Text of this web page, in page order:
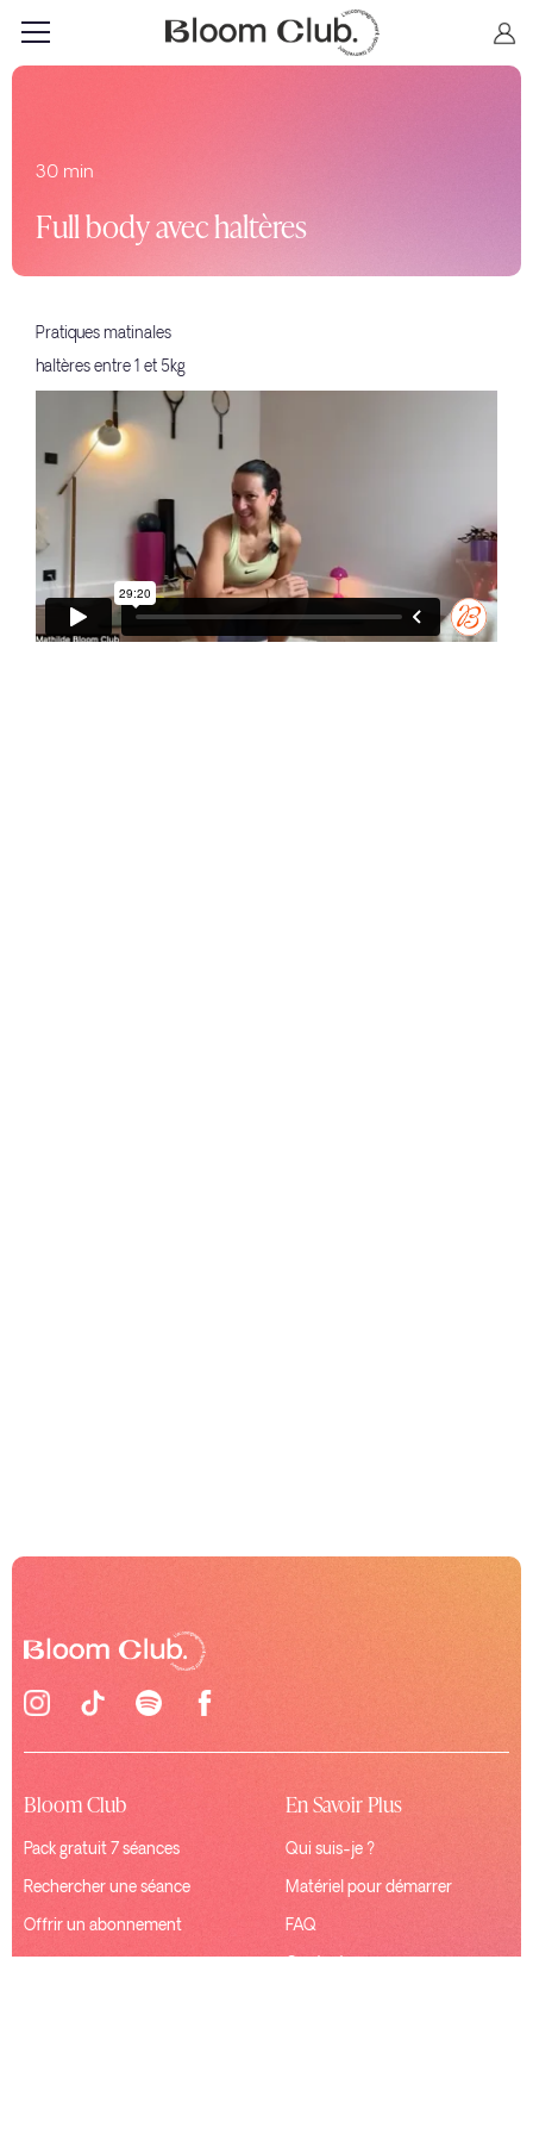
30 min
Full body avec haltères
Pratiques matinales
haltères entre 1 et 5kg
Bloom Club
Pack gratuit 7 séances
Rechercher une séance
Offrir un abonnement
En Savoir Plus
Qui suis-je ?
Matériel pour démarrer
FAQ